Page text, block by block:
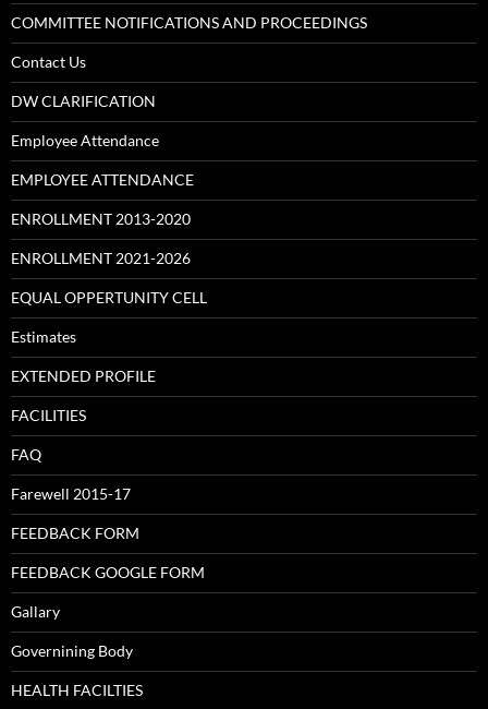
COMMITTEE NOTIFICATIONS AND PROCEEDINGS
Contact Us
DW CLARIFICATION
Employee Attendance
EMPLOYEE ATTENDANCE
ENROLLMENT 2013-2020
ENROLLMENT 2021-2026
EQUAL OPPERTUNITY CELL
Estimates
EXTENDED PROFILE
FACILITIES
FAQ
Farewell 2015-17
FEEDBACK FORM
FEEDBACK GOOGLE FORM
Gallary
Governining Body
HEALTH FACILTIES